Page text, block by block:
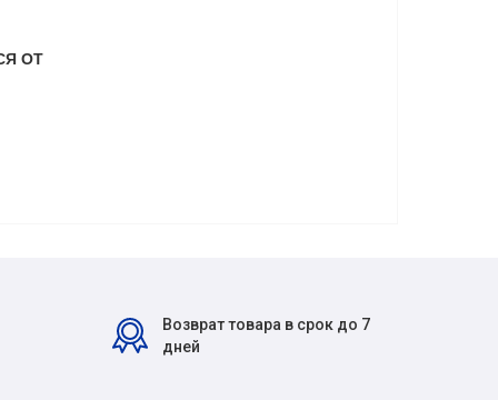
ОТ
Возврат товара в срок до 7
дней